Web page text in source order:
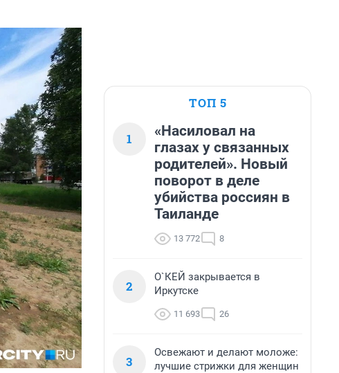
ТОП 5
1
«Насиловал на
глазах у связанных
родителей». Новый
поворот в деле
убийства россиян в
Таиланде
13 772 8
2
О`КЕЙ закрывается в
Иркутске
11 693 26
3
Освежают и делают моложе:
лучшие стрижки для женщин